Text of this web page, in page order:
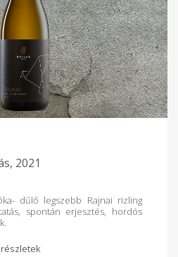
2021
dűlő legszebb Rajnai rizling
spontán erjesztés, hordós